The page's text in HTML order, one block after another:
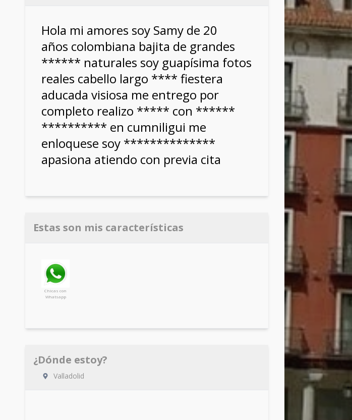
Hola mi amores soy Samy de 20
años colombiana bajita de grandes
****** naturales soy guapísima fotos
reales cabello largo **** fiestera
aducada visiosa me entrego por
completo realizo ***** con ******
********** en cumniligui me
enloquese soy **************
apasiona atiendo con previa cita
Estas son mis características
Chicas con
Whatsapp
¿Dónde estoy?
Valladolid